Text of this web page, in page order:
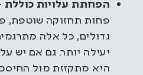
הפחתת עלויות כוללת
פחות תחזוקה שוטפת,
גדולים, כל אלה
יעילה יותר. גם אם יש
היא מתקזזת מול